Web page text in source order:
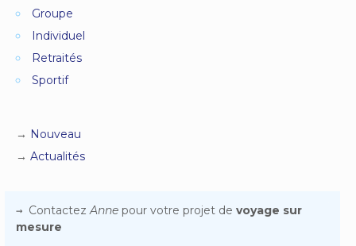
Groupe
Individuel
Retraités
Sportif
Nouveau
Actualités
ContactezAnne pour votre projet de voyage sur
mesure